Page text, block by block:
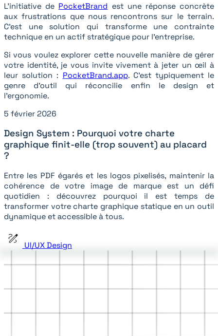
L'initiative de PocketBrand est une réponse concrète
aux frustrations que nous rencontrons sur le terrain.
C’est une solution qui transforme une contrainte
technique en un actif stratégique pour l’entreprise.
Si vous voulez explorer cette nouvelle manière de gérer
votre identité, je vous invite vivement à jeter un œil à
leur solution : PocketBrand.app. C'est typiquement le
genre d'outil qui réconcilie enfin le design et
l'ergonomie.
5 février 2026
Design System : Pourquoi votre charte
graphique finit-elle (trop souvent) au placard
?
Entre les PDF égarés et les logos pixelisés, maintenir la
cohérence de votre image de marque est un défi
quotidien : découvrez pourquoi il est temps de
transformer votre charte graphique statique en un outil
dynamique et accessible à tous.
UI/UX Design